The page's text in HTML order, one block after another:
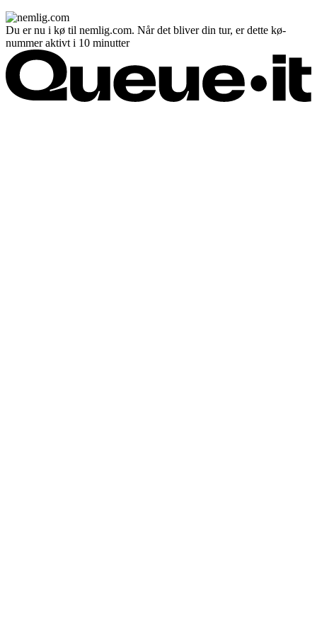
Du er nu i kø til nemlig.com. Når det bliver din tur, er dette kø-
nummer aktivt i 10 minutter